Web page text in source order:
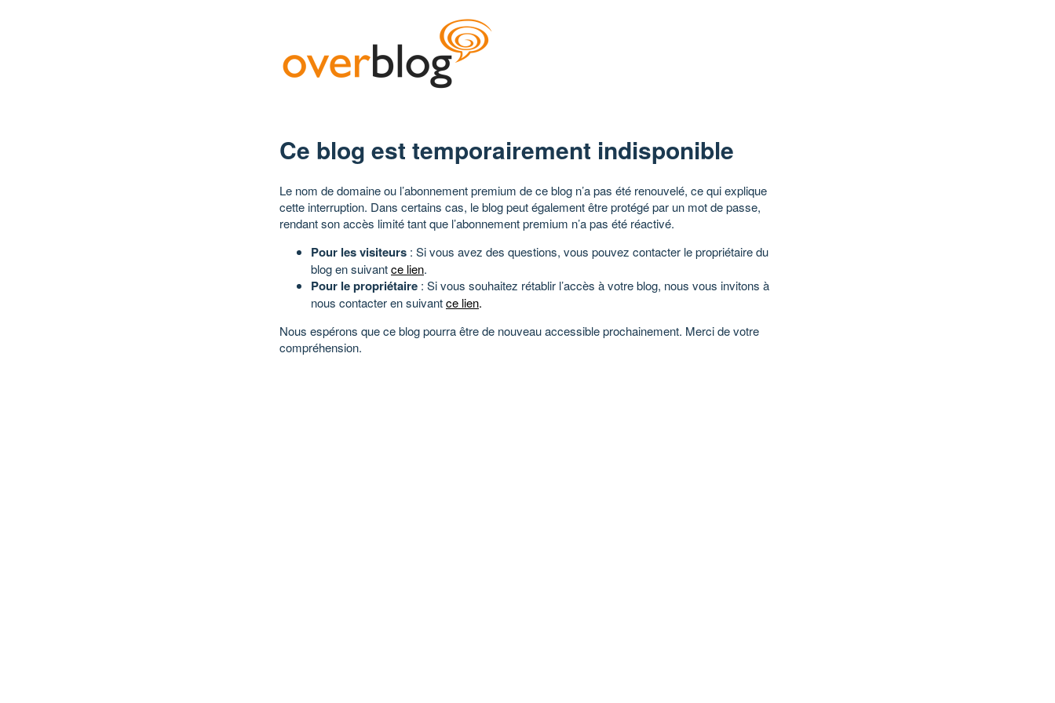
Ce blog est temporairement indisponible
Le nom de domaine ou l’abonnement premium de ce blog n’a pas été renouvelé, ce qui explique
cette interruption. Dans certains cas, le blog peut également être protégé par un mot de passe,
rendant son accès limité tant que l’abonnement premium n’a pas été réactivé.
Pour les visiteurs : Si vous avez des questions, vous pouvez contacter le propriétaire du
blog en suivantce lien.
Pour le propriétaire : Si vous souhaitez rétablir l’accès à votre blog, nous vous invitons à
nous contacter en suivantce lien.
Nous espérons que ce blog pourra être de nouveau accessible prochainement. Merci de votre
compréhension.